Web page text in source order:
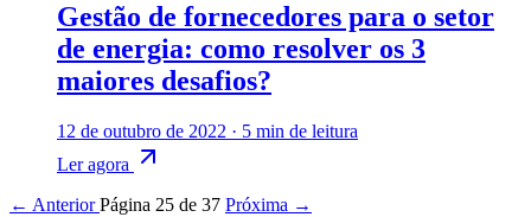
Gestão de fornecedores para o setor
de energia: como resolver os 3
maiores desafios?
12 de outubro de 2022 · 5 min de leitura
Ler agora
← AnteriorPágina 25 de 37 Próxima →